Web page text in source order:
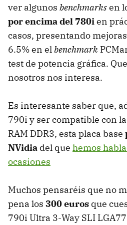
ver algunos benchmarksen
por encima del 780ien
casos, presentando
6.5% en elbenchmark
test de potencia gráfica.
nosotros nos interesa.
Es interesante saber que,
790i y ser compatible con
RAM DDR3, esta placa base
NVidia del que hemos
ocasiones
Muchos pensaréis que no
pena los 300 euros que
790i Ultra 3-Way SLI